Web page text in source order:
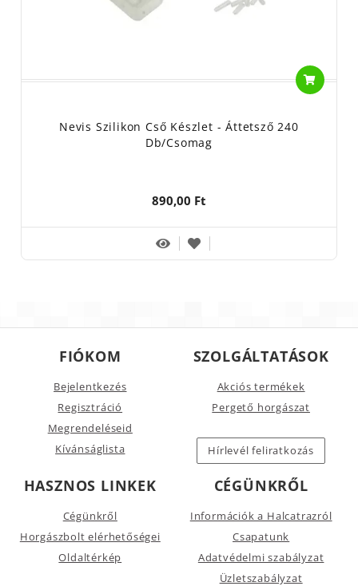
Nevis Szilikon Cső Készlet - Áttetsző 240
Db/csomag
890,00 Ft
FIÓKOM
Bejelentkezés
Regisztráció
Megrendeléseid
Kívánságlista
SZOLGÁLTATÁSOK
Akciós termékek
Pergető horgászat
Hírlevél feliratkozás
HASZNOS LINKEK
Cégünkről
Horgászbolt elérhetőségei
Oldaltérkép
CÉGÜNKRŐL
Információk a Halcatrazról
Csapatunk
Adatvédelmi szabályzat
Üzletszabályzat